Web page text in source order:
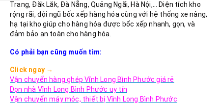
Trang, Đăk Lăk, Đà Nẵng, Quảng Ngãi, Hà Nội,… Diện tích kho
rộng rãi, đội ngũ bốc xếp hàng hóa cùng với hệ thống xe nâng,
hạ tại kho giúp cho hàng hóa được bốc xếp nhanh, gọn, và
đảm bảo an toàn cho hàng hóa.
Có phải bạn cũng muốn tìm:
Click ngay →
Vận chuyển hàng ghép Vĩnh Long Bình Phước giá rẻ
Dọn nhà Vĩnh Long Bình Phước uy tín
Vận chuyển máy móc, thiết bị Vĩnh Long Bình Phước